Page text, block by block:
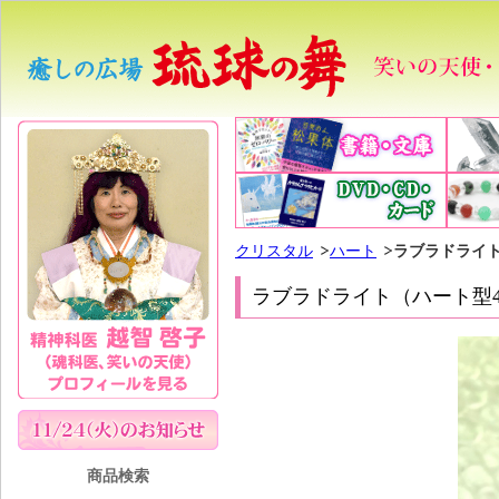
クリスタル ハート ラブラドライ
ラブラドライト（ハート
商品検索